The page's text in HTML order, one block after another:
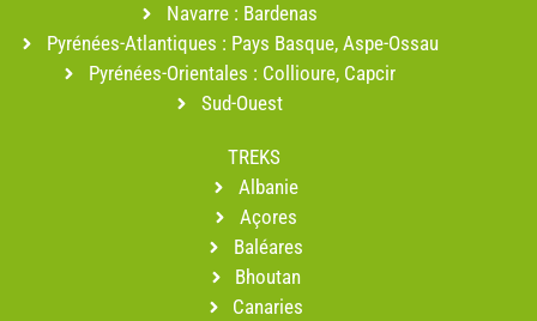
Navarre : Bardenas
Pyrénées-Atlantiques : Pays Basque, Aspe-Ossau
Pyrénées-Orientales : Collioure, Capcir
Sud-Ouest
TREKS
Albanie
Açores
Baléares
Bhoutan
Canaries